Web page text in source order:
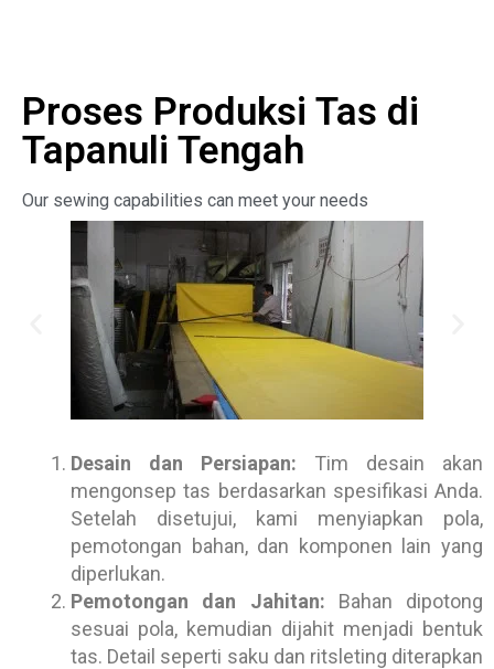
Proses Produksi Tas di
Tapanuli Tengah
Our sewing capabilities can meet your needs
Desain dan Persiapan: Tim desain akan
mengonsep tas berdasarkan spesifikasi Anda.
Setelah disetujui, kami menyiapkan pola,
pemotongan bahan, dan komponen lain yang
diperlukan.
Pemotongan dan Jahitan: Bahan dipotong
sesuai pola, kemudian dijahit menjadi bentuk
tas. Detail seperti saku dan ritsleting diterapkan